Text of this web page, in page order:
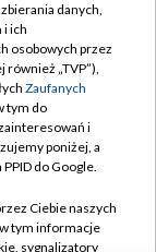
danych,
i ich
osobowych przez
również „TVP”),
Zaufanych
tym do
i
poniżej, a
do Google.
Ciebie naszych
tym informacje
sygnalizatory